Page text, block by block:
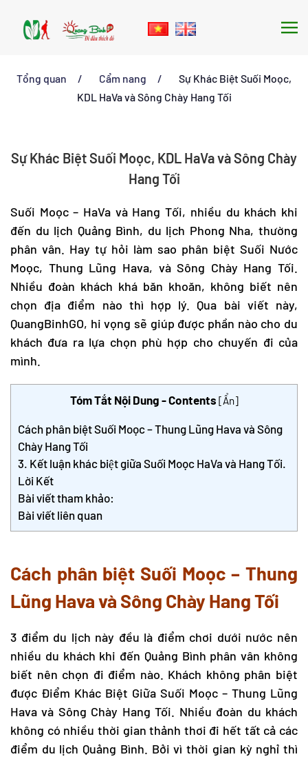
Skip to main content
Tổng quan Cẩm nang
Sự Khác Biệt Suối Moọc,
KDL HaVa và Sông Chày Hang Tối
Sự Khác Biệt Suối Moọc, KDL HaVa và Sông Chày
Hang Tối
Suối Moọc – HaVa và Hang Tối, nhiều du khách khi
đến du lịch Quảng Bình, du lịch Phong Nha, thường
phân vân. Hay tự hỏi làm sao phân biệt Suối Nước
Moọc, Thung Lũng Hava, và Sông Chày Hang Tối.
Nhiều đoàn khách khá băn khoăn, không biết nên
chọn địa điểm nào thì hợp lý. Qua bài viết này,
QuangBinhGO, hi vọng sẽ giúp được phần nào cho du
khách đưa ra lựa chọn phù hợp cho chuyến đi của
mình.
Tóm Tắt Nội Dung - Contents [Ẩn]
Cách phân biệt Suối Moọc – Thung Lũng Hava và Sông
Chày Hang Tối
3. Kết luận khác biệt giữa Suối Moọc HaVa và Hang Tối.
Lời Kết
Bài viết tham khảo:
Bài viết liên quan
Cách phân biệt Suối Moọc – Thung
Lũng Hava và Sông Chày Hang Tối
3 điểm du lịch này đều là điểm chơi dưới nước nên
nhiều du khách khi đến Quảng Bình phân vân không
biết nên chọn đi điểm nào. Khách không phân biệt
được Điểm Khác Biệt Giữa Suối Moọc – Thung Lũng
Hava và Sông Chày Hang Tối. Nhiều đoàn du khách
không có nhiều thời gian thảnh thơi đi hết tất cả các
điểm du lịch Quảng Bình. Bởi vì thời gian kỳ nghỉ thì